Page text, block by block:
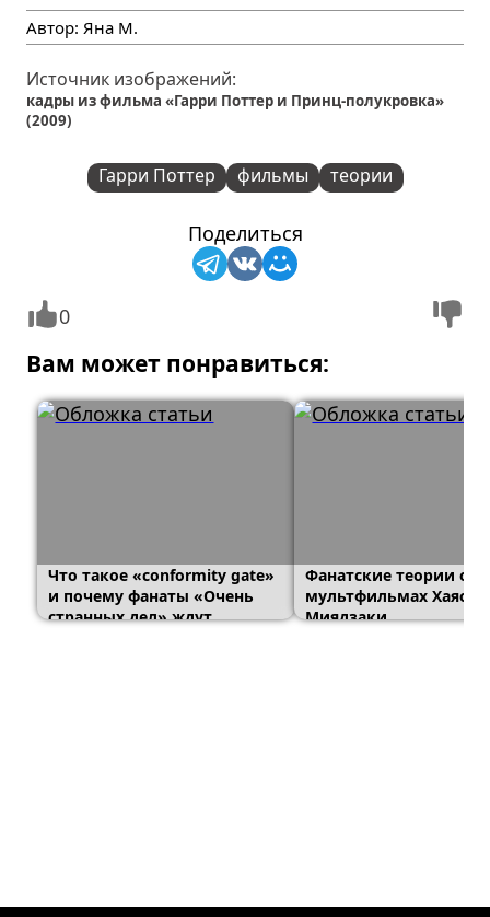
Автор: Яна М.
Источник изображений:
кадры из фильма «Гарри Поттер и Принц-полукровка»
(2009)
Гарри Поттер фильмы теории
Поделиться
0
Вам может понравиться:
Что такое «conformity gate»
и почему фанаты «Очень
странных дел» ждут
Фанатские теории о
мультфильмах Хаяо
Миядзаки